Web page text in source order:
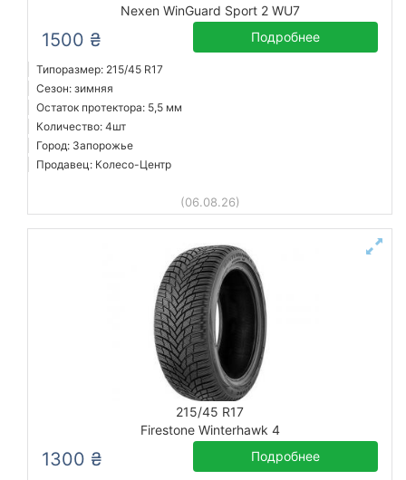
Nexen WinGuard Sport 2 WU7
1500 ₴ Подробнее
Типоразмер: 215/45 R17
Сезон: зимняя
Остаток протектора: 5,5 мм
Количество: 4шт
Город: Запорожье
Продавец: Колесо-Центр
(06.08.26)
215/45 R17
Firestone Winterhawk 4
1300 ₴ Подробнее